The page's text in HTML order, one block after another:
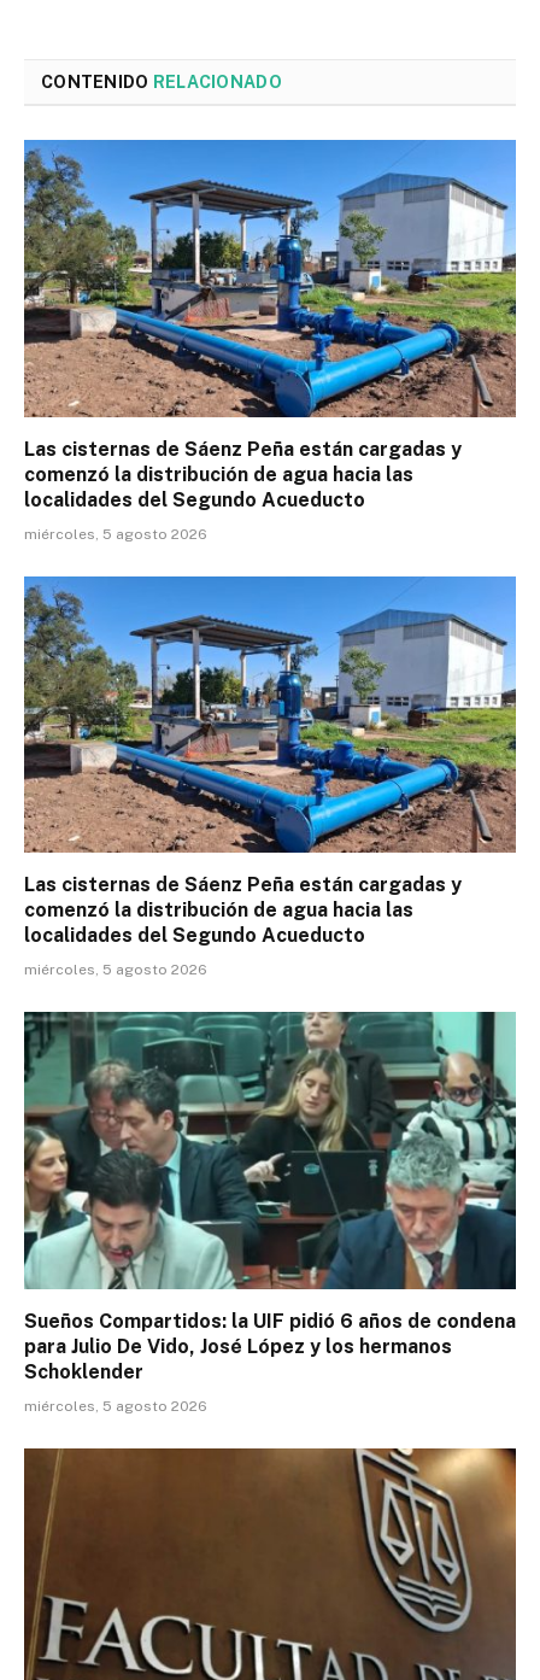
CONTENIDO RELACIONADO
Las cisternas de Sáenz Peña están cargadas y
comenzó la distribución de agua hacia las
localidades del Segundo Acueducto
miércoles, 5 agosto 2026
Las cisternas de Sáenz Peña están cargadas y
comenzó la distribución de agua hacia las
localidades del Segundo Acueducto
miércoles, 5 agosto 2026
Sueños Compartidos: la UIF pidió 6 años de condena
para Julio De Vido, José López y los hermanos
Schoklender
miércoles, 5 agosto 2026